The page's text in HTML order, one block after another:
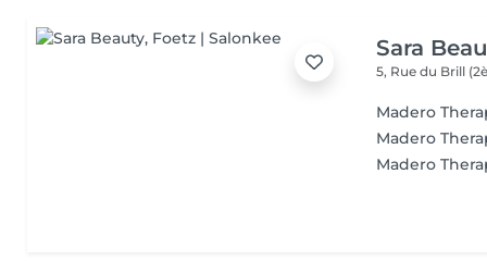
Sara
5, Rue du Brill
Madero
Madero
Madero